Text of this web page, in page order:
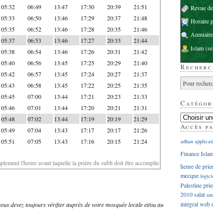
05:32 06:49 13:47 17:30 20:39 21:51
05:33 06:50 13:46 17:29 20:37 21:48
05:35 06:52 13:46 17:28 20:35 21:46
05:37 06:53 13:46 17:27 20:33 21:44
05:38 06:54 13:46 17:26 20:31 21:42
05:40 06:56 13:45 17:25 20:29 21:40
05:42 06:57 13:45 17:24 20:27 21:37
05:43 06:58 13:45 17:22 20:25 21:35
05:45 07:00 13:44 17:21 20:23 21:33
05:46 07:01 13:44 17:20 20:21 21:31
05:48 07:02 13:44 17:19 20:19 21:29
05:49 07:04 13:43 17:17 20:17 21:26
05:51 07:05 13:43 17:16 20:15 21:24
l'heure avant laquelle la prière du subh doit être accomplie
devez toujours vérifier auprès de votre mosquée locale et/ou au
Revue
Horaire
Islam
Accès
adhan
Finance
heure de
mecque
Palestine
2010salat
intégralweb